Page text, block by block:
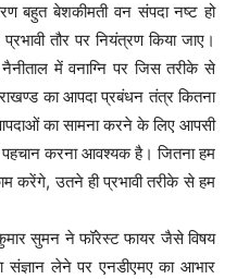
बहुत बेशकीमती वन संपदा नष्ट हो
तौर पर नियंत्रण किया जाए।
में वनाग्नि पर जिस तरीके से
का आपदा प्रबंधन तंत्र कितना
का सामना करने के लिए आपसी
करना आवश्यक है। जितना हम
करेंगे, उतने ही प्रभावी तरीके से हम
सुमन ने फॉरेस्ट फायर जैसे विषय
लेने पर एनडीएमए का आभार